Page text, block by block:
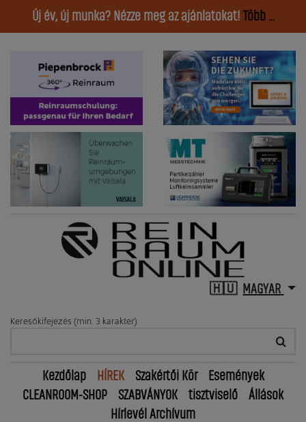
Új év, új munka? Nézze meg az ajánlatokat! Több ...
MAGYAR
Keresőkifejezés (min. 3 karakter)
Kezdőlap HÍREK Szakértői Kör
Események
CLEANROOM-SHOP
SZABVÁNYOK tisztviselő
Állások
Hírlevél Archívum